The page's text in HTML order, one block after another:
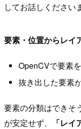
してお話しください
要素・位置からレイ
OpenCVで要素を
抜き出した要素
要素の分類はできそ
が安定せず、
「レ